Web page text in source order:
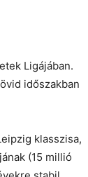
Li­gá­já­ban.
idő­szak­ban
klasszisa,
(15 millió